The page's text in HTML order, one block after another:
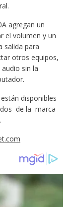
agregan un
el volumen y un
salida para
otros equipos,
sin la
disponibles
de la marca